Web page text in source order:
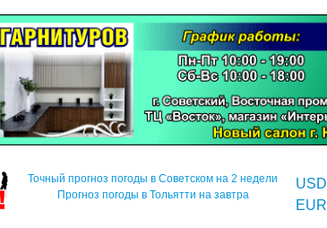
Точный прогноз погоды в Советском на 2 недели
Прогноз погоды в Тольятти на завтра
USD
EUR